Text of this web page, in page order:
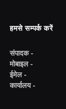
हमसे सम्पर्क करें
संपादक -
मोबाइल -
ईमेल -
कार्यालय -